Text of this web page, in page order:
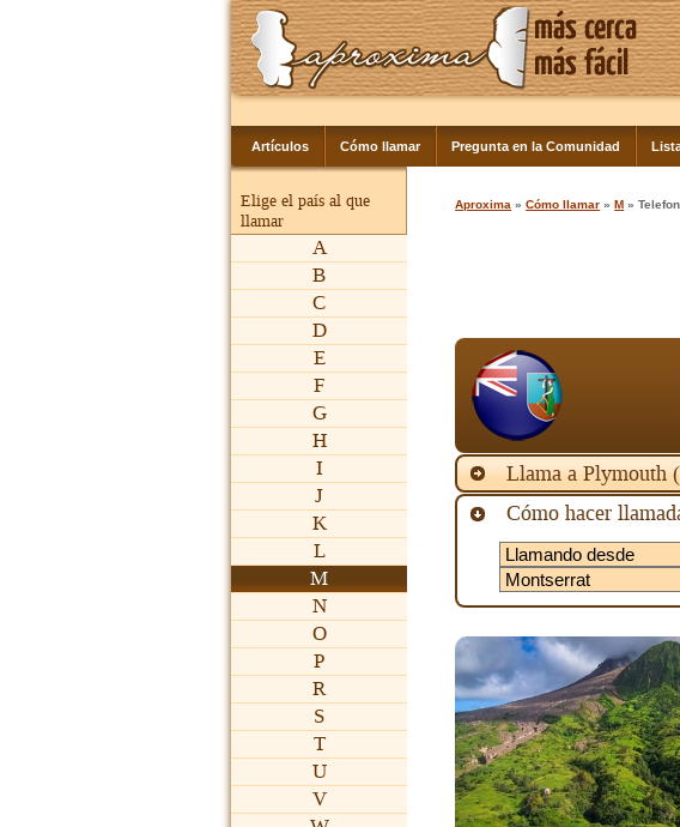
Artículos Cómo llamar Pregunta en la Comunidad
Elige el país al que
llamar
A
B
C
D
E
F
G
H
I
J
K
L
M
N
O
P
R
S
T
U
V
Aproxima »Cómo llamar »M »
Llama a Plymouth
Cómo hacer